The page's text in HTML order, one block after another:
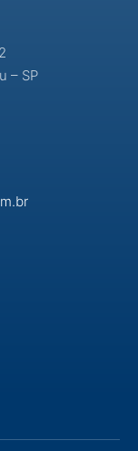
– SP